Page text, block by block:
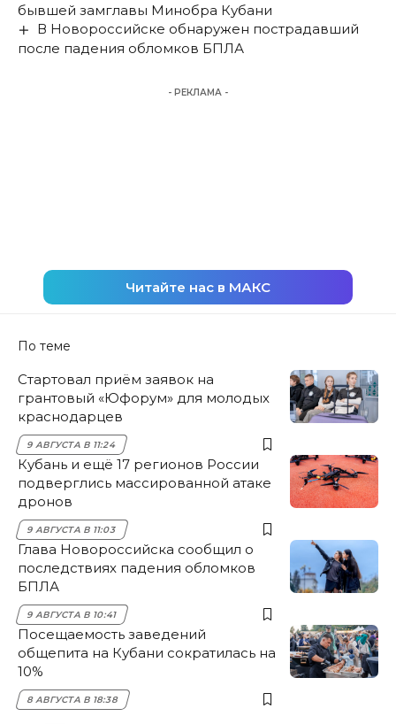
бывшей замглавы Минобра Кубани
В Новороссийске обнаружен пострадавший
после падения обломков БПЛА
- РЕКЛАМА -
Читайте нас в МАКС
По теме
Стартовал приём заявок на
грантовый «Юфорум» для молодых
краснодарцев
9 АВГУСТА В 11:24
Кубань и ещё 17 регионов России
подверглись массированной атаке
дронов
9 АВГУСТА В 11:03
Глава Новороссийска сообщил о
последствиях падения обломков
БПЛА
9 АВГУСТА В 10:41
Посещаемость заведений
общепита на Кубани сократилась на
10%
8 АВГУСТА В 18:38